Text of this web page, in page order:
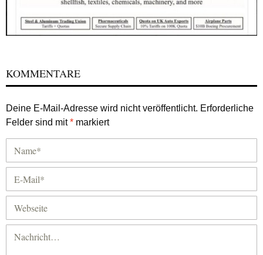
KOMMENTARE
Deine E-Mail-Adresse wird nicht veröffentlicht. Erforderliche
Felder sind mit* markiert